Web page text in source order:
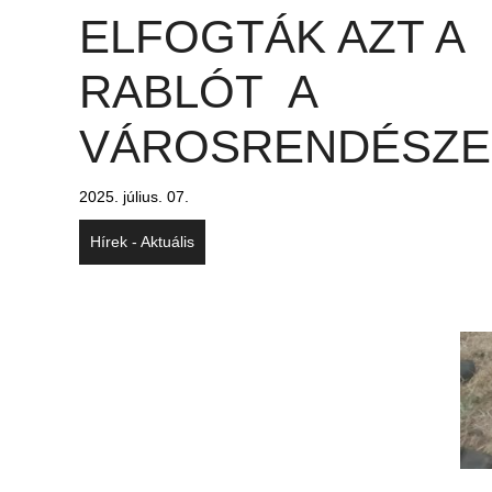
ELFOGTÁK AZT A
RABLÓT A
2025. július. 07.
Hírek - Aktuális